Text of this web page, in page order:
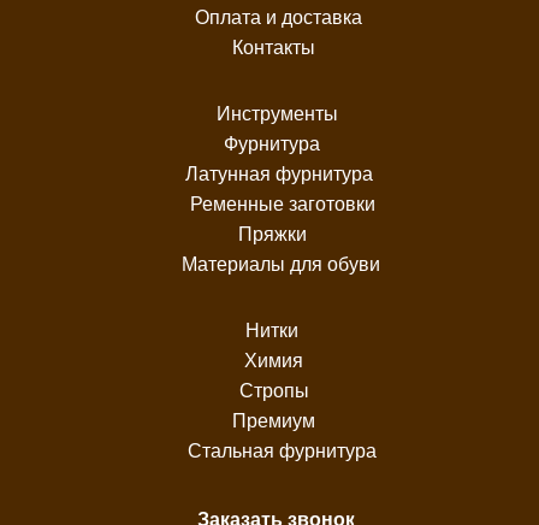
Оплата и доставка
Контакты
Инструменты
Фурнитура
Латунная фурнитура
Ременные заготовки
Материалы для обуви
Пряжки
Нитки
Химия
Стропы
Премиум
Стальная фурнитура
Заказать звонок